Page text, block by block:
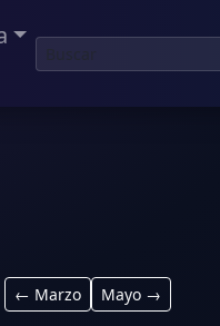
← Marzo Mayo →